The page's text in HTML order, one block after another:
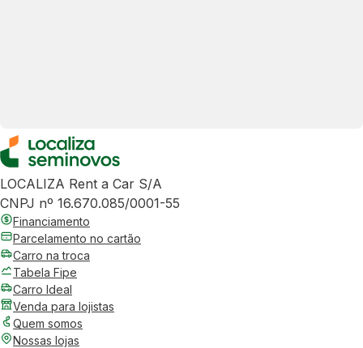
LOCALIZA Rent a Car S/A
CNPJ nº 16.670.085/0001-55
Financiamento
Parcelamento no cartão
Carro na troca
Tabela Fipe
Carro Ideal
Venda para lojistas
Quem somos
Nossas lojas